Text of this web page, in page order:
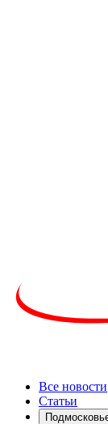
Все новости
Статьи